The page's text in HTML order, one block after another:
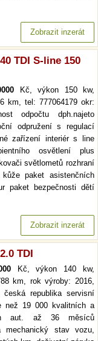
Zobrazit inzerát
TDI S-line 150
Kč, výkon 150 kw,
km, tel: 777064179 okr:
odpočtu dph.najeto
odpružení s regulací
zařízení interiér s line
osvětlení plus
světlometů rozhraní
paket asistenčních
paket bezpečnosti dětí
Zobrazit inzerát
TDI
Kč, výkon 140 kw,
km, rok výroby: 2016,
česká republika servisní
než 19 000 kvalitních a
aut. až 36 měsíců
mechanický stav vozu,